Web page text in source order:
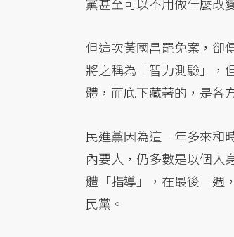
黨甚至可以不用做什麼改
但這次黃國昌罷免案，卻
將之稱為「智力測驗」，
體，而底下藏著的，是各
民進黨因為這一年多來和
內要人，仍多數是以個人
體「指導」，在最後一週
民黨。